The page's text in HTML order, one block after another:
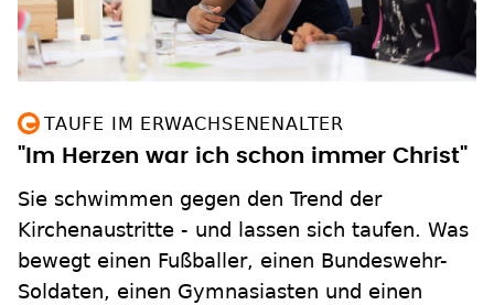
TAUFE IM ERWACHSENENALTER
"Im Herzen war ich schon immer Christ"
Sie schwimmen gegen den Trend der
Kirchenaustritte - und lassen sich taufen. Was
bewegt einen Fußballer, einen Bundeswehr-
Soldaten, einen Gymnasiasten und einen